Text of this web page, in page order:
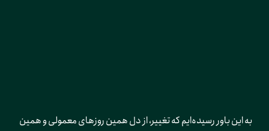
به این باور رسیده‌ایم که تغییر، از دل همین روزهای معمولی و همین